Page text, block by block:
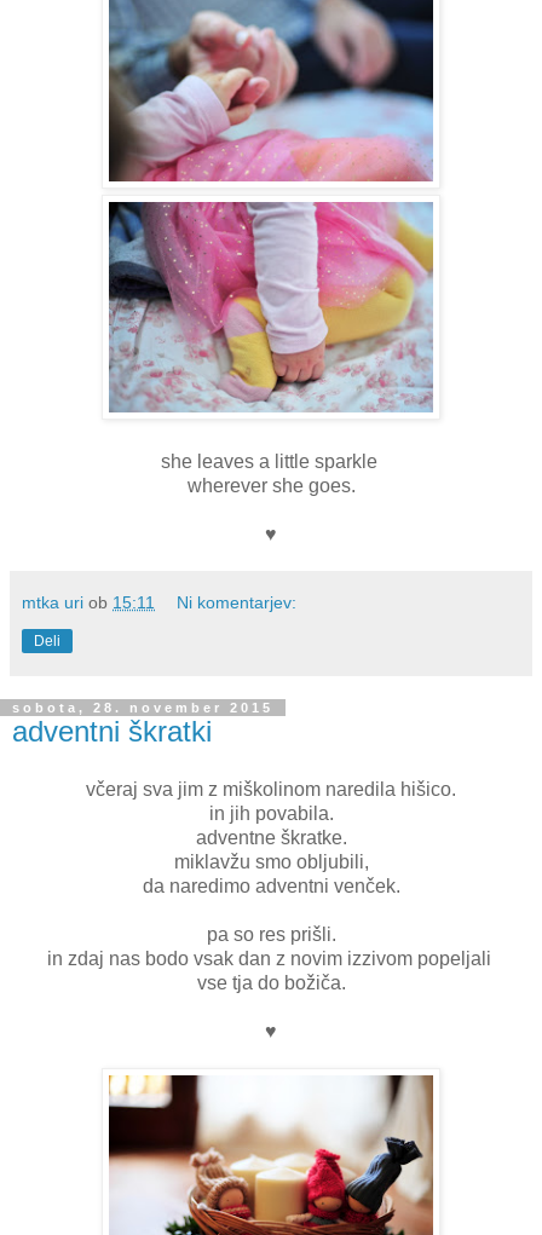
she leaves a little sparkle
wherever she goes.
♥
mtka uri ob 15:11 Ni komentarjev:
Deli
sobota, 28. november 2015
adventni škratki
včeraj sva jim z miškolinom naredila hišico.
in jih povabila.
adventne škratke.
miklavžu smo obljubili,
da naredimo adventni venček.
pa so res prišli.
in zdaj nas bodo vsak dan z novim izzivom popeljali
vse tja do božiča.
♥